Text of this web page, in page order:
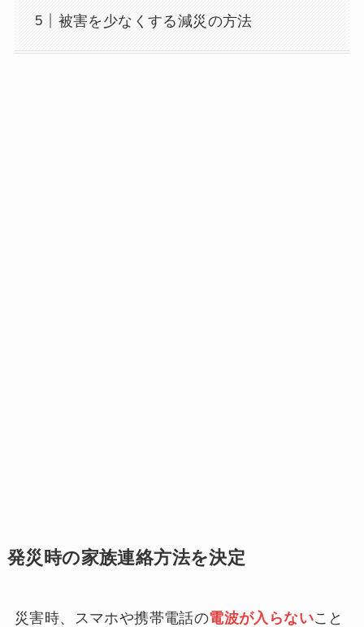
被害を少なくする減災の方法
発災時の家族連絡方法を決定
災害時、スマホや携帯電話の電波が入らないこと